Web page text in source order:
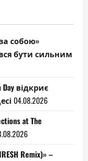
за собою»
бути сильним
Day відкриє
04.08.2026
at The
Remix)» –